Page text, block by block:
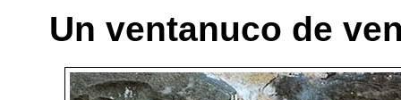
Un ventanuco de